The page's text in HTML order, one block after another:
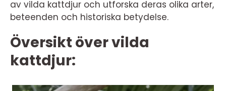
av vilda kattdjur och utforska deras olika arter,
beteenden och historiska betydelse.
Översikt över vilda
kattdjur: